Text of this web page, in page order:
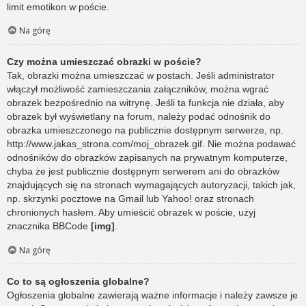
limit emotikon w poście.
Na górę
Czy można umieszczać obrazki w poście?
Tak, obrazki można umieszczać w postach. Jeśli administrator
włączył możliwość zamieszczania załączników, można wgrać
obrazek bezpośrednio na witrynę. Jeśli ta funkcja nie działa, aby
obrazek był wyświetlany na forum, należy podać odnośnik do
obrazka umieszczonego na publicznie dostępnym serwerze, np.
http://www.jakas_strona.com/moj_obrazek.gif. Nie można podawać
odnośników do obrazków zapisanych na prywatnym komputerze,
chyba że jest publicznie dostępnym serwerem ani do obrazków
znajdujących się na stronach wymagających autoryzacji, takich jak,
np. skrzynki pocztowe na Gmail lub Yahoo! oraz stronach
chronionych hasłem. Aby umieścić obrazek w poście, użyj
znacznika BBCode [img].
Na górę
Co to są ogłoszenia globalne?
Ogłoszenia globalne zawierają ważne informacje i należy zawsze je